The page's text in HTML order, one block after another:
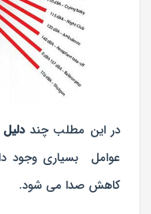
در این مطلب چند
عوامل بسیاری وجود
کاهش صدا می شود.